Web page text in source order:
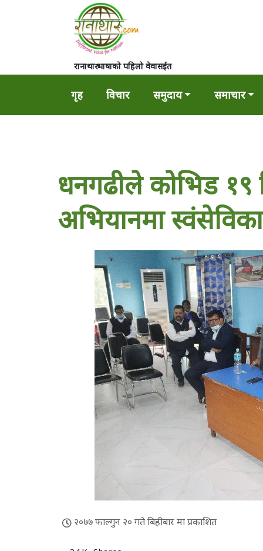
रानाथारु भाषाको पहिलो वेवासईत
गृह विचार समुदाय समाचार
धनगढीले कोभिड १९
अभियानमा
२०७७ फाल्गुन २० गते बिहीबार मा प्रकाशित